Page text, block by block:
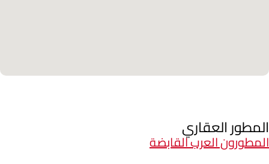
المطور العقاري
المطورون العرب القابضة